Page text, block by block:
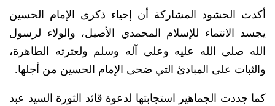
أكدت الحشود المشاركة أن إحياء ذكرى الإمام الحسين
يجسد الانتماء للإسلام المحمدي الأصيل، والولاء لرسول
الله صلى الله عليه وعلى آله وسلم ولعترته الطاهرة،
والثبات على المبادئ التي ضحى الإمام الحسين من أجلها.
كما جددت الجماهير استجابتها لدعوة قائد الثورة السيد عبد